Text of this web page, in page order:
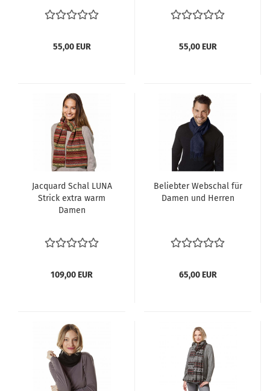
55,00 EUR 55,00 EUR
Jacquard Schal LUNA
Strick extra warm
Damen
109,00 EUR
Beliebter Webschal für
Damen und Herren
65,00 EUR